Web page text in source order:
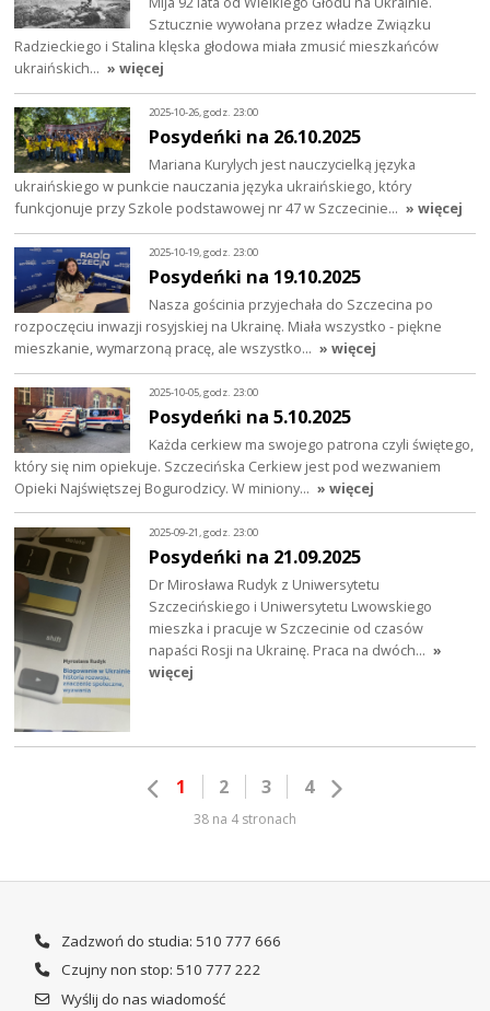
Sztucznie wywołana przez władze Związku
Radzieckiego i Stalina klęska głodowa miała zmusić mieszkańców
ukraińskich… » więcej
2025-10-26, godz. 23:00
Posydeńki na 26.10.2025
Mariana Kurylych jest nauczycielką języka
ukraińskiego w punkcie nauczania języka ukraińskiego, który
funkcjonuje przy Szkole podstawowej nr 47 w Szczecinie… » więcej
2025-10-19, godz. 23:00
Posydeńki na 19.10.2025
Nasza gościnia przyjechała do Szczecina po
rozpoczęciu inwazji rosyjskiej na Ukrainę. Miała wszystko - piękne
mieszkanie, wymarzoną pracę, ale wszystko… » więcej
2025-10-05, godz. 23:00
Posydeńki na 5.10.2025
Każda cerkiew ma swojego patrona czyli świętego,
który się nim opiekuje. Szczecińska Cerkiew jest pod wezwaniem
Opieki Najświętszej Bogurodzicy. W miniony… » więcej
2025-09-21, godz. 23:00
Posydeńki na 21.09.2025
Dr Mirosława Rudyk z Uniwersytetu
Szczecińskiego i Uniwersytetu Lwowskiego
mieszka i pracuje w Szczecinie od czasów
napaści Rosji na Ukrainę. Praca na dwóch… »
więcej
1 2 3 4
38 na 4 stronach
Zadzwoń do studia: 510 777 666
Czujny non stop: 510 777 222
Wyślij do nas wiadomość